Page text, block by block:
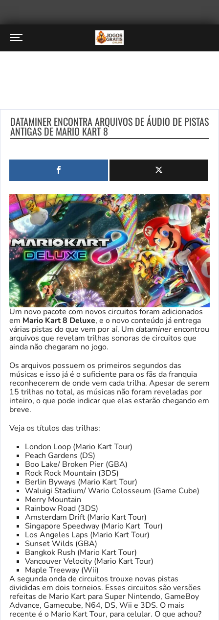
DATAMINER ENCONTRA ARQUIVOS DE ÁUDIO DE PISTAS
ANTIGAS DE MARIO KART 8
Um novo pacote com novos circuitos foram adicionados
em Mario Kart 8 Deluxe, e o novo conteúdo já entrega
várias pistas do que vem por aí. Um dataminerencontrou
arquivos que revelam trilhas sonoras de circuitos que
ainda não chegaram no jogo.
Os arquivos possuem os primeiros segundos das
músicas e isso já é o suficiente para os fãs da franquia
reconhecerem de onde vem cada trilha. Apesar de serem
15 trilhas no total, as músicas não foram reveladas por
inteiro, o que pode indicar que elas estarão chegando em
breve.
Veja os títulos das trilhas:
London Loop (Mario Kart Tour)
Peach Gardens (DS)
Boo Lake/ Broken Pier (GBA)
Rock Rock Mountain (3DS)
Berlin Byways (Mario Kart Tour)
Waluigi Stadium/ Wario Colosseum (Game Cube)
Merry Mountain
Rainbow Road (3DS)
Amsterdam Drift (Mario Kart Tour)
Singapore Speedway (Mario Kart Tour)
Los Angeles Laps (Mario Kart Tour)
Sunset Wilds (GBA)
Bangkok Rush (Mario Kart Tour)
Vancouver Velocity (Mario Kart Tour)
Maple Treeway (Wii)
A segunda onda de circuitos trouxe novas pistas
divididas em dois torneios. Esses circuitos são versões
refeitas de Mario Kart para Super Nintendo, GameBoy
Advance, Gamecube, N64, DS, Wii e 3DS. O mais
recente é o Mario Kart Tour, para celular. O que achou?